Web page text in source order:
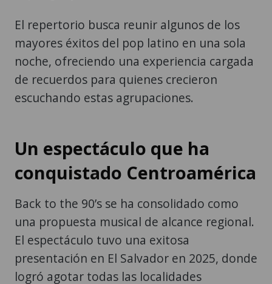
El repertorio busca reunir algunos de los
mayores éxitos del pop latino en una sola
noche, ofreciendo una experiencia cargada
de recuerdos para quienes crecieron
escuchando estas agrupaciones.
Un espectáculo que ha
conquistado Centroamérica
Back to the 90’s se ha consolidado como
una propuesta musical de alcance regional.
El espectáculo tuvo una exitosa
presentación en El Salvador en 2025, donde
logró agotar todas las localidades